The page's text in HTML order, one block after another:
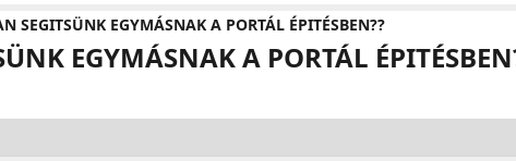
SEGITSÜNK EGYMÁSNAK A PORTÁL ÉPITÉSBEN??
EGYMÁSNAK A PORTÁL